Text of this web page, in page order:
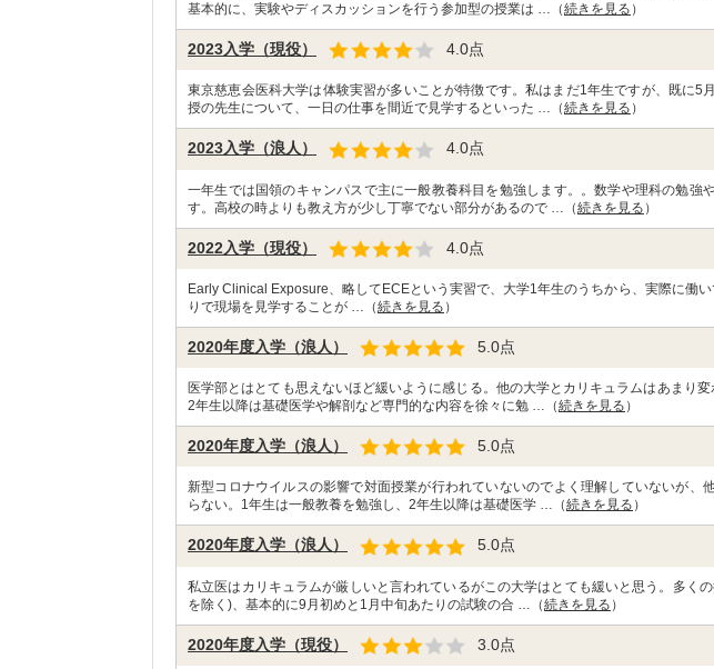
基本的に、実験やディスカッションを行う参加型の授業は …（続きを見る ）
2023入学（現役） 4.0点
東京慈恵会医科大学は体験実習が多いことが特徴です。私はまだ1年生ですが、既に5
授の先生について、一日の仕事を間近で見学するといった …（続きを見る ）
2023入学（浪人） 4.0点
一年生では国領のキャンパスで主に一般教養科目を勉強します。。数学や理科の勉強
す。高校の時よりも教え方が少し丁寧でない部分があるので …（続きを見る ）
2022入学（現役） 4.0点
Early Clinical Exposure、略してECEという実習で、大学1年生のうちから、実際に働
りで現場を見学することが …（続きを見る ）
2020年度入学（浪人） 5.0点
医学部とはとても思えないほど緩いように感じる。他の大学とカリキュラムはあまり変
2年生以降は基礎医学や解剖など専門的な内容を徐々に勉 …（続きを見る ）
2020年度入学（浪人） 5.0点
新型コロナウイルスの影響で対面授業が行われていないのでよく理解していないが、
らない。1年生は一般教養を勉強し、2年生以降は基礎医学 …（続きを見る ）
2020年度入学（浪人） 5.0点
私立医はカリキュラムが厳しいと言われているがこの大学はとても緩いと思う。多く
を除く)、基本的に9月初めと1月中旬あたりの試験の合 …（続きを見る ）
2020年度入学（現役） 3.0点